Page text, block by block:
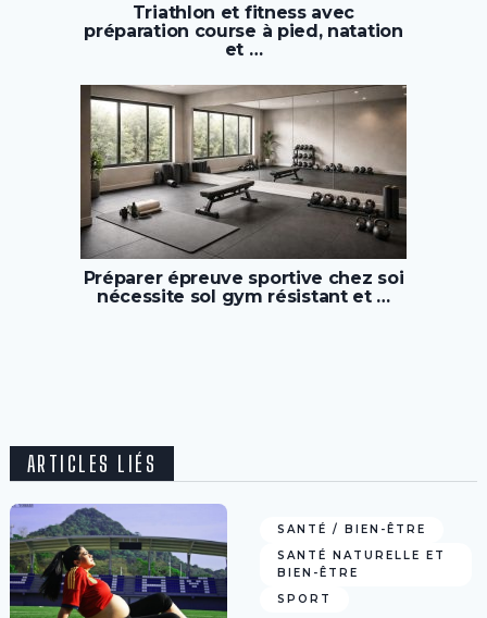
Triathlon et fitness avec
préparation course à pied, natation
et …
Préparer épreuve sportive chez soi
nécessite sol gym résistant et …
ARTICLES LIÉS
SANTÉ / BIEN-ÊTRE
SANTÉ NATURELLE ET
BIEN-ÊTRE
SPORT